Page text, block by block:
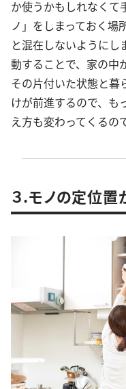
か使うかもしれなくて
ノ」をしまっておく場
と混在しないように
動することで、家の中
その片付いた状態と暮
けが前進するので、も
え方も変わってくるの
３.モノの定位置